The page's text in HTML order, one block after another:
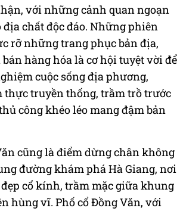
với những cảnh quan ngoạn
chất độc đáo. Những phiên
rỡ những trang phục bản địa,
hàng hóa là cơ hội tuyệt vời để
cuộc sống địa phương,
thực truyền thống, trầm trồ trước
công khéo léo mang đậm bản
cũng là điểm dừng chân không
đường khám phá Hà Giang, nơi
cổ kính, trầm mặc giữa khung
hùng vĩ. Phố cổ Đồng Văn, với